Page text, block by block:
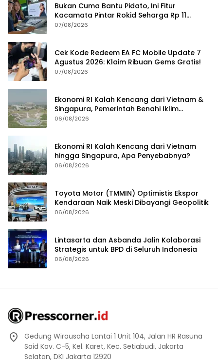
Bukan Cuma Bantu Pidato, Ini Fitur
Kacamata Pintar Rokid Seharga Rp 11
Jutaan
07/08/2026
Cek Kode Redeem EA FC Mobile Update 7
Agustus 2026: Klaim Ribuan Gems Gratis!
07/08/2026
Ekonomi RI Kalah Kencang dari Vietnam &
Singapura, Pemerintah Benahi Iklim
Investasi
06/08/2026
Ekonomi RI Kalah Kencang dari Vietnam
hingga Singapura, Apa Penyebabnya?
06/08/2026
Toyota Motor (TMMIN) Optimistis Ekspor
Kendaraan Naik Meski Dibayangi Geopolitik
06/08/2026
Lintasarta dan Asbanda Jalin Kolaborasi
Strategis untuk BPD di Seluruh Indonesia
06/08/2026
Gedung Wirausaha Lantai 1 Unit 104, Jalan HR Rasuna
Said Kav. C-5, Kel. Karet, Kec. Setiabudi, Jakarta
Selatan, DKI Jakarta 12920